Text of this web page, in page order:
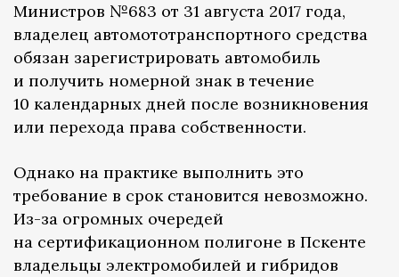
Министров №683 от 31 августа 2017 года,
владелец автомототранспортного средства
обязан зарегистрировать автомобиль
и получить номерной знак в течение
10 календарных дней после возникновения
или перехода права собственности.
Однако на практике выполнить это
требование в срок становится невозможно.
Из-за огромных очередей
на сертификационном полигоне в Пскенте
владельцы электромобилей и гибридов